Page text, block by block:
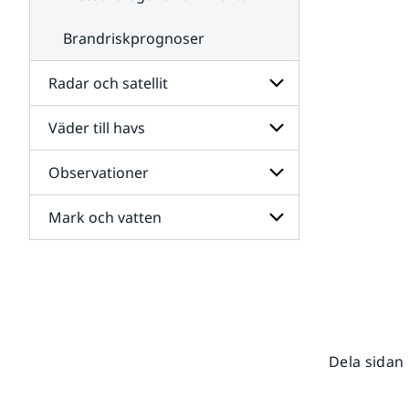
Brandriskprognoser
Radar och satellit
Undersidor
för
Radar
och
satellit
Väder till havs
Undersidor
för
Väder
till
havs
Observationer
Undersidor
för
Mark och vatten
Dela sidan